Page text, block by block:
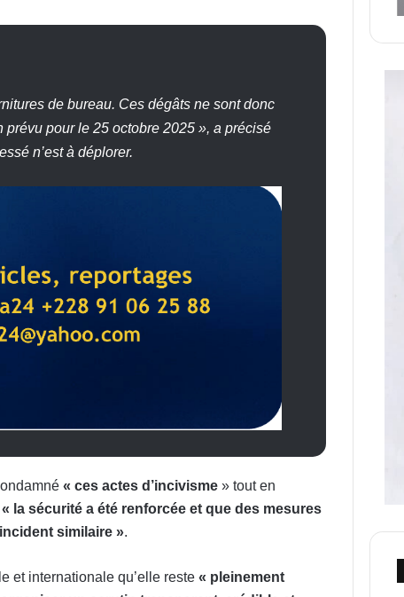
de bureau. Ces dégâts ne sont donc
pour le 25 octobre 2025 », a précisé
n’est à déplorer.
« ces actes d’incivisme » tout en
« la sécurité a été renforcée et que des mesures
similaire ».
et internationale qu’elle reste « pleinement